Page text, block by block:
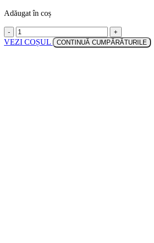
Adăugat în coș
- +
VEZI COȘUL CONTINUĂ CUMPĂRĂTURILE